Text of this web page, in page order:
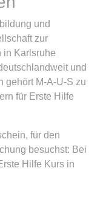
und
zur
in Karlsruhe
und
gehört M-A-U-S zu
für Erste Hilfe
für den
besuchst: Bei
Hilfe Kurs in